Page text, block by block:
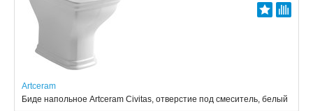
Artceram
Биде напольное Artceram Civitas, отверстие под смеситель, белый